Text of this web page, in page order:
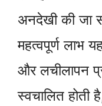
अनदेखी की जा
महत्वपूर्ण लाभ
और लचीलापन
स्वचालित होती